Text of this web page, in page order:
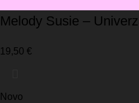
Melody Susie –
19,50 €
Novo